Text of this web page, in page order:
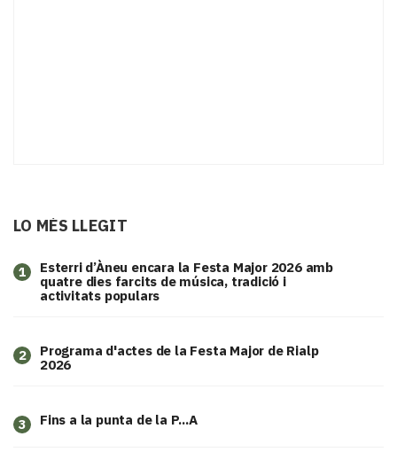
LO MÉS LLEGIT
1
Esterri d’Àneu encara la Festa Major 2026 amb
quatre dies farcits de música, tradició i
activitats populars
2
Programa d'actes de la Festa Major de Rialp
2026
3 Fins a la punta de la P...A